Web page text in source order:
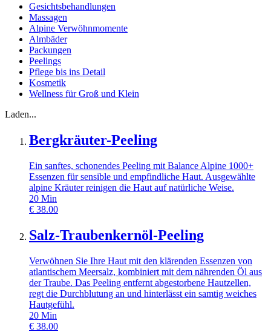
Gesichtsbehandlungen
Massagen
Alpine Verwöhnmomente
Almbäder
Packungen
Peelings
Pflege bis ins Detail
Kosmetik
Wellness für Groß und Klein
Laden...
Bergkräuter-Peeling
Ein sanftes, schonendes Peeling mit Balance Alpine 1000+
Essenzen für sensible und empfindliche Haut. Ausgewählte
alpine Kräuter reinigen die Haut auf natürliche Weise.
20 Min
€ 38.00
Salz-Traubenkernöl-Peeling
Verwöhnen Sie Ihre Haut mit den klärenden Essenzen von
atlantischem Meersalz, kombiniert mit dem nährenden Öl aus
der Traube. Das Peeling entfernt abgestorbene Hautzellen,
regt die Durchblutung an und hinterlässt ein samtig weiches
Hautgefühl.
20 Min
€ 38.00